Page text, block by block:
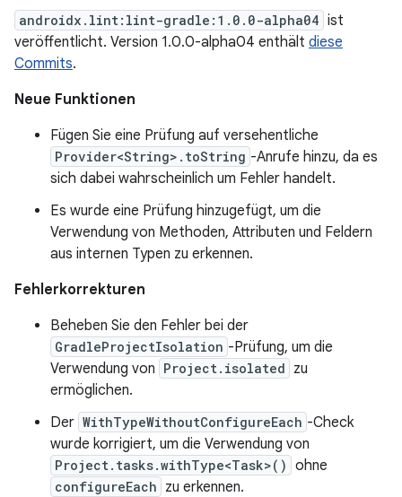
androidx.lint:lint-gradle:1.0.0-alpha04 ist
veröffentlicht. Version 1.0.0-alpha04 enthält diese
Commits.
Neue Funktionen
Fügen Sie eine Prüfung auf versehentliche
Provider<String>.toString -Anrufe hinzu, da es
sich dabei wahrscheinlich um Fehler handelt.
Es wurde eine Prüfung hinzugefügt, um die
Verwendung von Methoden, Attributen und Feldern
aus internen Typen zu erkennen.
Fehlerkorrekturen
Beheben Sie den Fehler bei der
GradleProjectIsolation -Prüfung, um die
Verwendung von Project.isolated zu
ermöglichen.
Der WithTypeWithoutConfigureEach -Check
wurde korrigiert, um die Verwendung von
Project.tasks.withType<Task>() ohne
configureEach zu erkennen.